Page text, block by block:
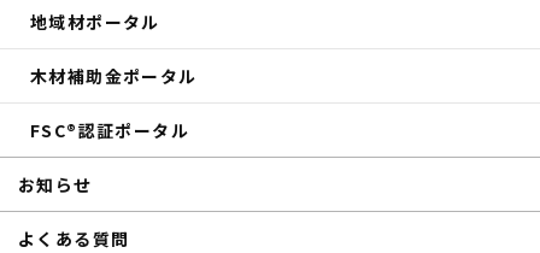
商品紹介
森の未来会議
その他のイベントレポート
地域材ポータル
木材補助金ポータル
FSC®認証ポータル
お知らせ
よくある質問